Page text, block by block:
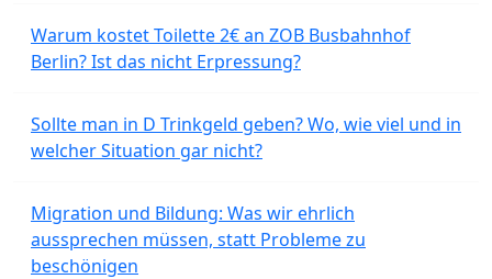
Warum kostet Toilette 2€ an ZOB Busbahnhof
Berlin? Ist das nicht Erpressung?
Sollte man in D Trinkgeld geben? Wo, wie viel und in
welcher Situation gar nicht?
Migration und Bildung: Was wir ehrlich
aussprechen müssen, statt Probleme zu
beschönigen